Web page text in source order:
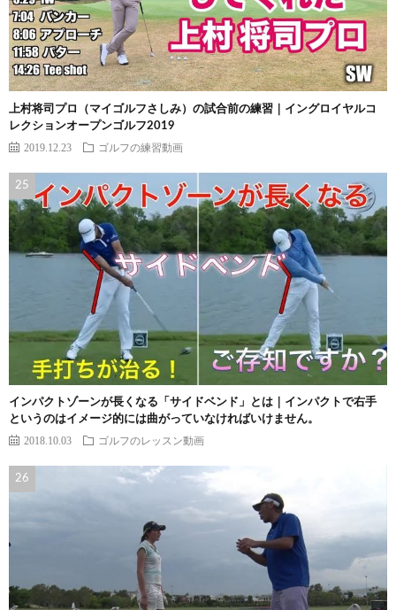
上村将司プロ（マイゴルフさしみ）の試合前の練習｜イングロイヤルコ
レクションオープンゴルフ2019
2019.12.23 ゴルフの練習動画
インパクトゾーンが長くなる「サイドベンド」とは｜インパクトで右手
というのはイメージ的には曲がっていなければいけません。
2018.10.03 ゴルフのレッスン動画